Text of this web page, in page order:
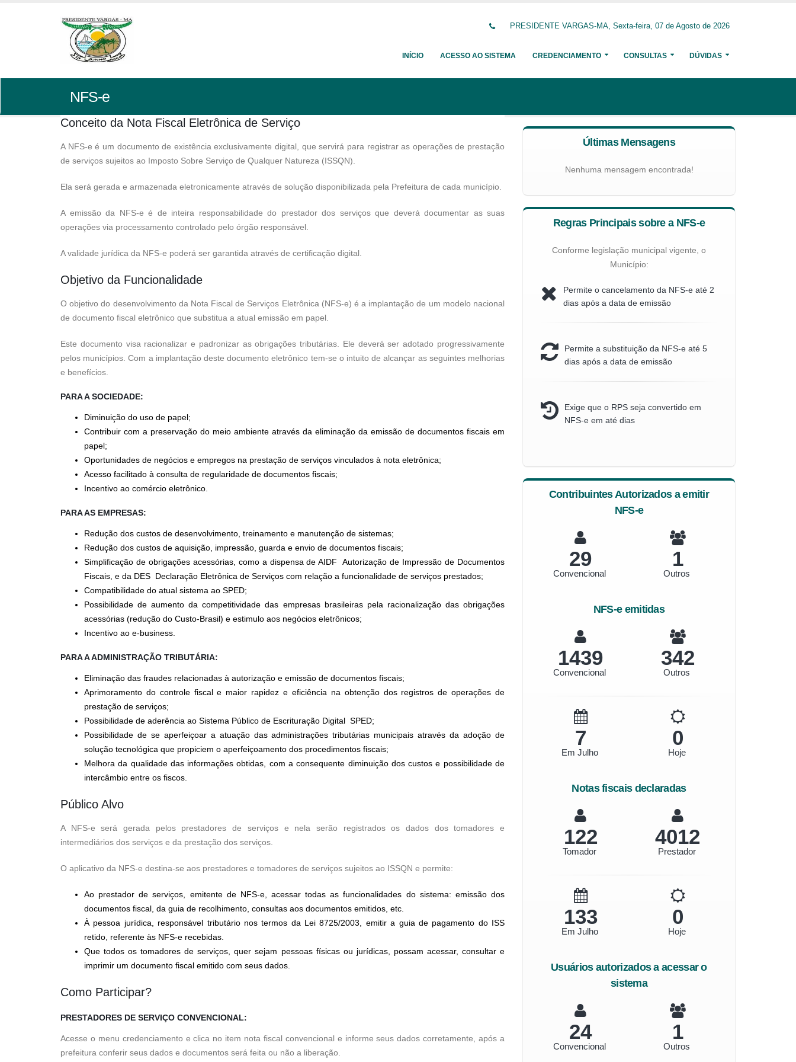
PRESIDENTE VARGAS-MA, Sexta-feira, 07 de Agosto de 2026
INÍCIO ACESSO AO SISTEMA CREDENCIAMENTO CONSULTAS DÚVIDAS
NFS-e
Conceito da Nota Fiscal Eletrônica de Serviço
A NFS-e é um documento de existência exclusivamente digital, que servirá para registrar as operações de prestação
de serviços sujeitos ao Imposto Sobre Serviço de Qualquer Natureza (ISSQN).
Ela será gerada e armazenada eletronicamente através de solução disponibilizada pela Prefeitura de cada município.
A emissão da NFS-e é de inteira responsabilidade do prestador dos serviços que deverá documentar as suas
operações via processamento controlado pelo órgão responsável.
A validade jurídica da NFS-e poderá ser garantida através de certificação digital.
Objetivo da Funcionalidade
O objetivo do desenvolvimento da Nota Fiscal de Serviços Eletrônica (NFS-e) é a implantação de um modelo nacional
de documento fiscal eletrônico que substitua a atual emissão em papel.
Este documento visa racionalizar e padronizar as obrigações tributárias. Ele deverá ser adotado progressivamente
pelos municípios. Com a implantação deste documento eletrônico tem-se o intuito de alcançar as seguintes melhorias
e benefícios.
PARA A SOCIEDADE:
Diminuição do uso de papel;
Contribuir com a preservação do meio ambiente através da eliminação da emissão de documentos fiscais em
papel;
Oportunidades de negócios e empregos na prestação de serviços vinculados à nota eletrônica;
Acesso facilitado à consulta de regularidade de documentos fiscais;
Incentivo ao comércio eletrônico.
PARA AS EMPRESAS:
Redução dos custos de desenvolvimento, treinamento e manutenção de sistemas;
Redução dos custos de aquisição, impressão, guarda e envio de documentos fiscais;
Simplificação de obrigações acessórias, como a dispensa de AIDF  Autorização de Impressão de Documentos
Fiscais, e da DES  Declaração Eletrônica de Serviços com relação a funcionalidade de serviços prestados;
Compatibilidade do atual sistema ao SPED;
Possibilidade de aumento da competitividade das empresas brasileiras pela racionalização das obrigações
acessórias (redução do Custo-Brasil) e estimulo aos negócios eletrônicos;
Incentivo ao e-business.
PARA A ADMINISTRAÇÃO TRIBUTÁRIA:
Eliminação das fraudes relacionadas à autorização e emissão de documentos fiscais;
Aprimoramento do controle fiscal e maior rapidez e eficiência na obtenção dos registros de operações de
prestação de serviços;
Possibilidade de aderência ao Sistema Público de Escrituração Digital  SPED;
Possibilidade de se aperfeiçoar a atuação das administrações tributárias municipais através da adoção de
solução tecnológica que propiciem o aperfeiçoamento dos procedimentos fiscais;
Melhora da qualidade das informações obtidas, com a consequente diminuição dos custos e possibilidade de
intercâmbio entre os fiscos.
Público Alvo
A NFS-e será gerada pelos prestadores de serviços e nela serão registrados os dados dos tomadores e
intermediários dos serviços e da prestação dos serviços.
O aplicativo da NFS-e destina-se aos prestadores e tomadores de serviços sujeitos ao ISSQN e permite:
Ao prestador de serviços, emitente de NFS-e, acessar todas as funcionalidades do sistema: emissão dos
documentos fiscal, da guia de recolhimento, consultas aos documentos emitidos, etc.
À pessoa jurídica, responsável tributário nos termos da Lei 8725/2003, emitir a guia de pagamento do ISS
retido, referente às NFS-e recebidas.
Que todos os tomadores de serviços, quer sejam pessoas físicas ou jurídicas, possam acessar, consultar e
imprimir um documento fiscal emitido com seus dados.
Como Participar?
PRESTADORES DE SERVIÇO CONVENCIONAL:
Acesse o menu credenciamento e clica no item nota fiscal convencional e informe seus dados corretamente, após a
prefeitura conferir seus dados e documentos será feita ou não a liberação.
Últimas Mensagens
Nenhuma mensagem encontrada!
Regras Principais sobre a NFS-e
Conforme legislação municipal vigente, o
Município:
Permite o cancelamento da NFS-e até 2
dias após a data de emissão
Permite a substituição da NFS-e até 5
dias após a data de emissão
Exige que o RPS seja convertido em
NFS-e em até dias
Contribuintes Autorizados a emitir
NFS-e
29
Convencional
1
Outros
NFS-e emitidas
1669
Convencional
397
Outros
8
Em Julho
0
Hoje
Notas fiscais declaradas
141
Tomador
4654
Prestador
155
Em Julho
0
Hoje
Usuários autorizados a acessar o
sistema
28
Convencional
1
Outros